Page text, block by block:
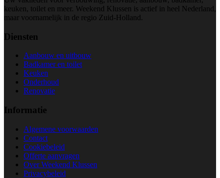
keuken, toilet en meer. Weekend Klussen is actief in heel Nederland,
maar voornamelijk in de regio Zuid-Holland.
Diensten
Aanbouw en uitbouw
Badkamer en toilet
Keuken
Onderhoud
Renovatie
Informatie
Algemene voorwaarden
Contact
Cookiebeleid
Offerte aanvragen
Over Weekend Klussen
Privacybeleid